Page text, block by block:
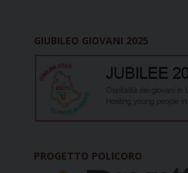
GIUBILEO GIOVANI 2025
PROGETTO POLICORO